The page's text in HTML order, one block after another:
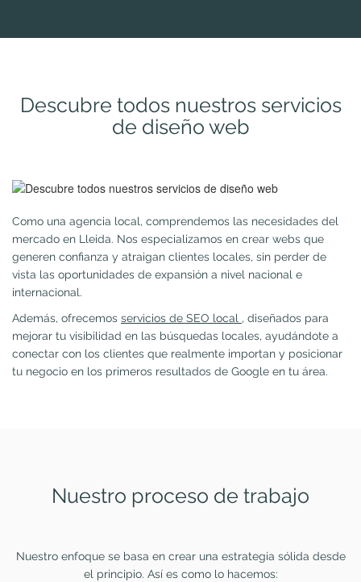
Descubre todos nuestros servicios
de diseño web
Como una agencia local, comprendemos las necesidades del
mercado en Lleida. Nos especializamos en crear webs que
generen confianza y atraigan clientes locales, sin perder de
vista las oportunidades de expansión a nivel nacional e
internacional.
Además, ofrecemos servicios de SEO local , diseñados para
mejorar tu visibilidad en las búsquedas locales, ayudándote a
conectar con los clientes que realmente importan y posicionar
tu negocio en los primeros resultados de Google en tu área.
Nuestro proceso de trabajo
Nuestro enfoque se basa en crear una estrategia sólida desde
el principio. Así es como lo hacemos: